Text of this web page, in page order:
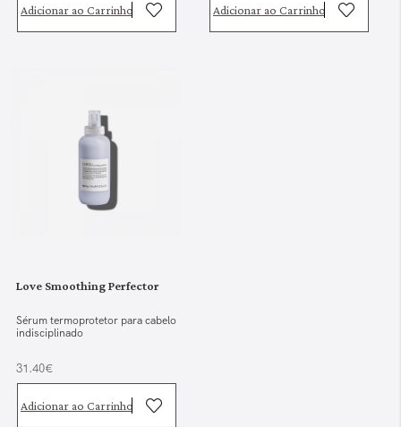
Adicionar ao Carrinho Adicionar ao Carrinho
Love Smoothing Perfector
Sérum termoprotetor para cabelo
indisciplinado
31.40€
Adicionar ao Carrinho